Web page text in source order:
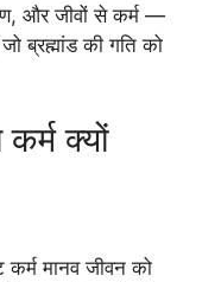
और जीवों से कर्म —
ब्रह्मांड की गति को
कर्म क्यों
कर्म मानव जीवन को